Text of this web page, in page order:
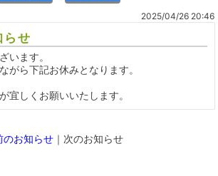
2025/04/26 20:46
らせ
います。
がら下記お休みとなります。
宜しくお願いいたします。
のお知らせ ｜次のお知らせ